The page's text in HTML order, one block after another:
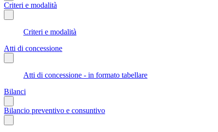
Criteri e modalità
Criteri e modalità
Atti di concessione
Atti di concessione - in formato tabellare
Bilanci
Bilancio preventivo e consuntivo